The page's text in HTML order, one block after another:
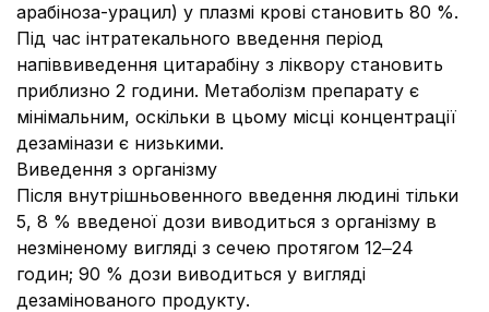
арабіноза-урацил) у плазмі крові становить 80 %.
Під час інтратекального введення період
напіввиведення цитарабіну з ліквору становить
приблизно 2 години. Метаболізм препарату є
мінімальним, оскільки в цьому місці концентрації
дезамінази є низькими.
Виведення з організму
Після внутрішньовенного введення людині тільки
5, 8 % введеної дози виводиться з організму в
незміненому вигляді з сечею протягом 12‒24
годин; 90 % дози виводиться у вигляді
дезамінованого продукту.